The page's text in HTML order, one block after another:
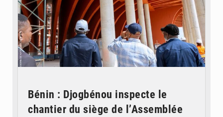
Bénin : Djogbénou inspecte le
chantier du siège de l’Assemblée